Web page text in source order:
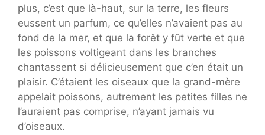
plus, c’est que là-haut, sur la terre, les fleurs
eussent un parfum, ce qu’elles n’avaient pas au
fond de la mer, et que la forêt y fût verte et que
les poissons voltigeant dans les branches
chantassent si délicieusement que c’en était un
plaisir. C’étaient les oiseaux que la grand-mère
appelait poissons, autrement les petites filles ne
l’auraient pas comprise, n’ayant jamais vu
d’oiseaux.